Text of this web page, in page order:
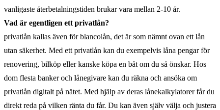
vanligaste återbetalningstiden brukar vara mellan 2-10 år.
Vad är egentligen ett privatlån?
privatlån kallas även för blancolån, det är som nämnt ovan ett lån
utan säkerhet. Med ett privatlån kan du exempelvis låna pengar för
renovering, bilköp eller kanske köpa en båt om du så önskar. Hos
dom flesta banker och lånegivare kan du räkna och ansöka om
privatlån digitalt på nätet. Med hjälp av deras lånekalkylatorer får du
direkt reda på vilken ränta du får. Du kan även själv välja och justera